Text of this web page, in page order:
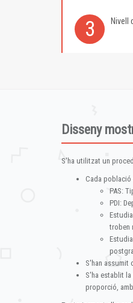
3 Nivell
Disseny
S'ha utilitzat un
Cada
PAS:
PDI:
troben
S'han assumit
S'ha establit
proporció,